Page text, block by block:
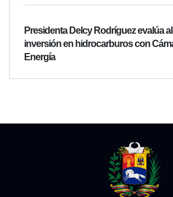
Presidenta Delcy Rodríguez evalúa
inversión en hidrocarburos con
Energía